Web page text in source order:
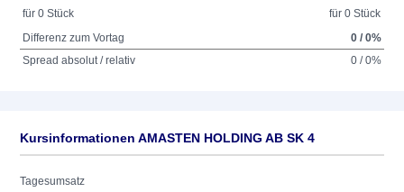
für 0 Stück
für 0 Stück
Differenz zum Vortag
0 / 0%
Spread absolut / relativ
0 / 0%
Kursinformationen AMASTEN HOLDING AB SK 4
Tagesumsatz